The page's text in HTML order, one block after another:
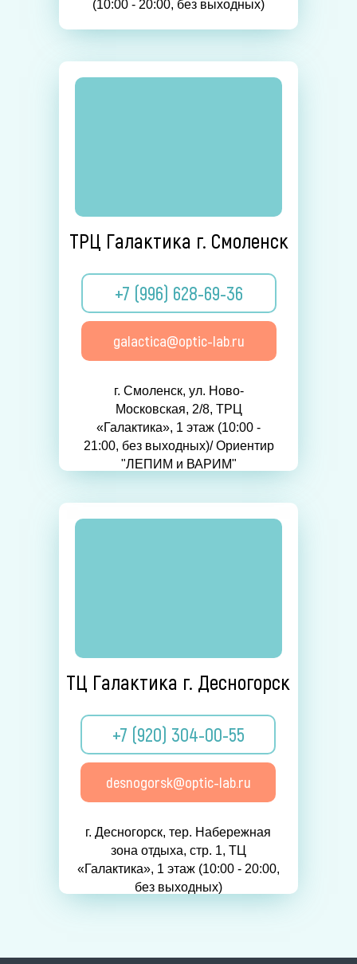
(10:00 - 20:00, без выходных)
ТЦ Галактика г. Десногорск
+7 (920) 304-00-55
desnogorsk@optic-lab.ru
г. Десногорск, тер. Набережная
зона отдыха, стр. 1, ТЦ
«Галактика», 1 этаж (10:00 - 20:00,
без выходных)
+7 (996) 628-69-36
galactica@optic-lab.ru
ТРЦ Галактика г. Смоленск
г. Смоленск, ул. Ново-
Московская, 2/8, ТРЦ
«Галактика», 1 этаж (10:00 -
21:00, без выходных)/ Ориентир
"ЛЕПИМ и ВАРИМ"